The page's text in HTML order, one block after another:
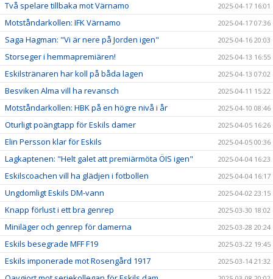
Två spelare tillbaka mot Värnamo 2025-04-17 16:01
Motståndarkollen: IFK Värnamo 2025-04-17 07:36
Saga Hagman: "Vi är nere på Jorden igen" 2025-04-16 20:03
Storseger i hemmapremiären! 2025-04-13 16:55
Eskilstränaren har koll på båda lagen 2025-04-13 07:02
Besviken Alma vill ha revansch 2025-04-11 15:22
Motståndarkollen: HBK på en högre nivå i år 2025-04-10 08:46
Oturligt poängtapp för Eskils damer 2025-04-05 16:26
Elin Persson klar för Eskils 2025-04-05 00:36
Lagkaptenen: "Helt galet att premiärmöta ÖIS igen" 2025-04-04 16:23
Eskilscoachen vill ha glädjen i fotbollen 2025-04-04 16:17
Ungdomligt Eskils DM-vann 2025-04-02 23:15
Knapp förlust i ett bra genrep 2025-03-30 18:02
Miniläger och genrep för damerna 2025-03-28 20:24
Eskils besegrade MFF F19 2025-03-22 19:45
Eskils imponerade mot Rosengård 1917 2025-03-14 21:32